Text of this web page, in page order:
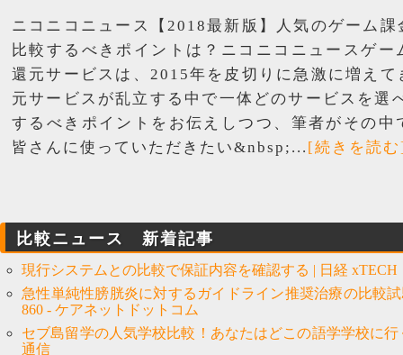
ニコニコニュース【2018最新版】人気のゲーム
比較するべきポイントは？ニコニコニュースゲ
還元サービスは、2015年を皮切りに急激に増え
元サービスが乱立する中で一体どのサービスを選
するべきポイントをお伝えしつつ、筆者がその中
皆さんに使っていただきたい&nbsp;... [続きを読
比較ニュース 新着記事
現行システムとの比較で保証内容を確認する | 日経 xTECH
急性単純性膀胱炎に対するガイドライン推奨治療の比較
860 - ケアネットドットコム
セブ島留学の人気学校比較！あなたはどこの語学学校に
通信